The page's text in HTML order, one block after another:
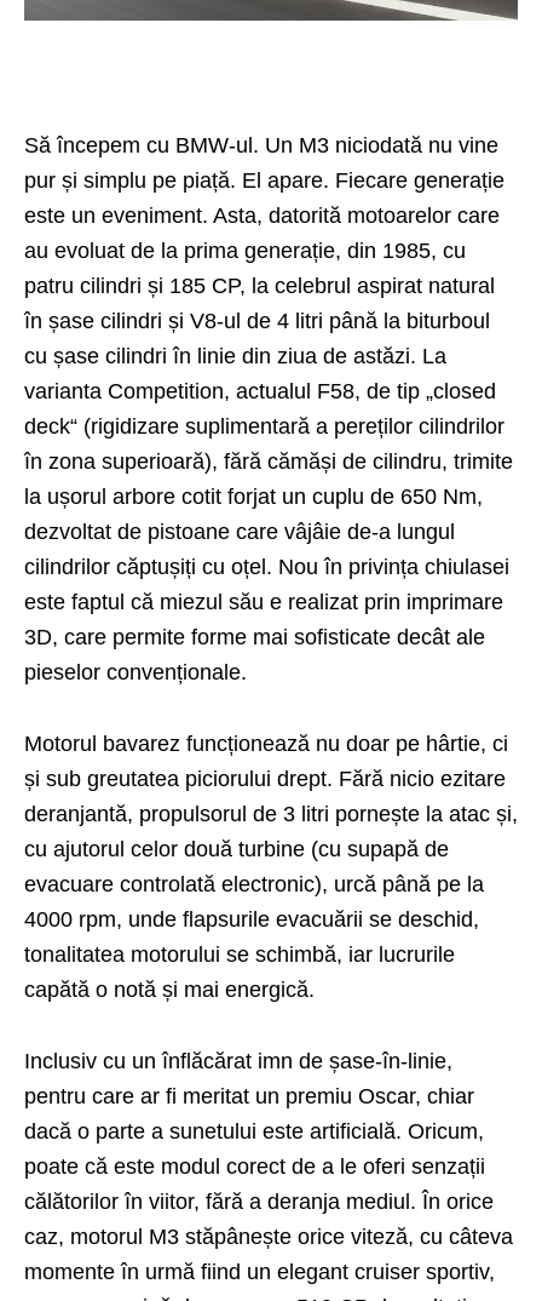
Să începem cu BMW-ul. Un M3 niciodată nu vine
pur și simplu pe piață. El apare. Fiecare generație
este un eveniment. Asta, datorită motoarelor care
au evoluat de la prima generație, din 1985, cu
patru cilindri și 185 CP, la celebrul aspirat natural
în șase cilindri și V8-ul de 4 litri până la biturboul
cu șase cilindri în linie din ziua de astăzi. La
varianta Competition, actualul F58, de tip „closed
deck“ (rigidizare suplimentară a pereților cilindrilor
în zona superioară), fără cămăși de cilindru, trimite
la ușorul arbore cotit forjat un cuplu de 650 Nm,
dezvoltat de pistoane care vâjâie de-a lungul
cilindrilor căptușiți cu oțel. Nou în privința chiulasei
este faptul că miezul său e realizat prin imprimare
3D, care permite forme mai sofisticate decât ale
pieselor convenționale.
Motorul bavarez funcționează nu doar pe hârtie, ci
și sub greutatea piciorului drept. Fără nicio ezitare
deranjantă, propulsorul de 3 litri pornește la atac și,
cu ajutorul celor două turbine (cu supapă de
evacuare controlată electronic), urcă până pe la
4000 rpm, unde flapsurile evacuării se deschid,
tonalitatea motorului se schimbă, iar lucrurile
capătă o notă și mai energică.
Inclusiv cu un înflăcărat imn de șase-în-linie,
pentru care ar fi meritat un premiu Oscar, chiar
dacă o parte a sunetului este artificială. Oricum,
poate că este modul corect de a le oferi senzații
călătorilor în viitor, fără a deranja mediul. În orice
caz, motorul M3 stăpânește orice viteză, cu câteva
momente în urmă fiind un elegant cruiser sportiv,